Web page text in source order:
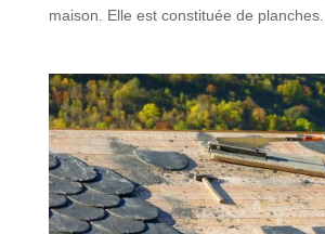
maison. Elle est constituée de planches...